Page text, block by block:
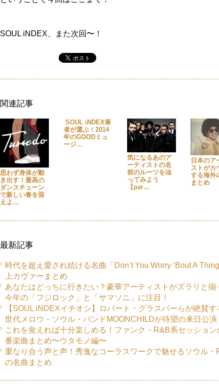
SOUL iNDEX、また次回〜！
関連記事
思わず身体が動
き出す！最高の
ダンスチューン
で新しい春を迎
えよ…
SOUL iNDEX筆
者が選ぶ！2014
年のGOODミュ
ージ…
気になるあのア
ーティストの名
前のルーツを辿
ってみよう
【par…
日本のア
ストがカ
する海外
まとめ
最新記事
時代を超え愛され続ける名曲「Don’t You Worry ‘Bout A
上カヴァーまとめ
あなたはどっちに行きたい？豪華アーティストがズラリと揃
今年の「フジロック」と「サマソニ」に注目！
【SOUL iNDEXイチオシ】ロバート・グラスパーらが絶賛す
世代メロウ・ソウル・バンドMOONCHILDが待望の来日公演
これを覚えれば十分楽しめる！ファンク・R&B系セッション
番楽曲まとめ〜ウタモノ編〜
重なり合う声と声！秀逸なコーラスワークで魅せるソウル・
の名曲まとめ